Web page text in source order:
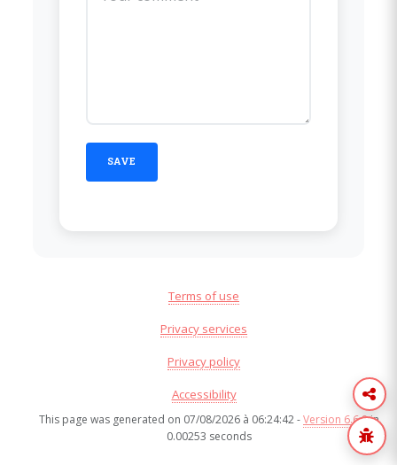
Terms of use
Privacy services
Privacy policy
Accessibility
This page was generated on 07/08/2026 à 06:24:42 -Version 6.6.8in
0.00253 seconds